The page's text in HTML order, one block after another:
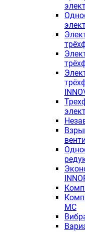
MC